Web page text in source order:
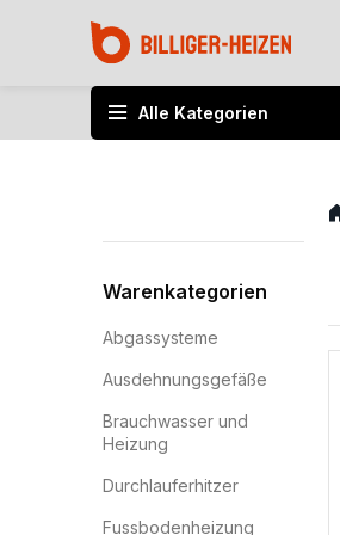
Alle Kategorien
Warenkategorien
Abgassysteme
Ausdehnungsgefäße
Brauchwasser und
Heizung
Durchlauferhitzer
Fussbodenheizung